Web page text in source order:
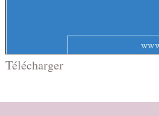
Télécharger